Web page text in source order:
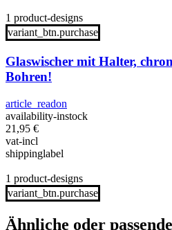
1 product-designs
variant_btn.purchase
Glaswischer mit Halter,
Bohren!
article_readon
availability-instock
21,95 €
vat-incl
shippinglabel
1 product-designs
variant_btn.purchase
Ähnliche oder